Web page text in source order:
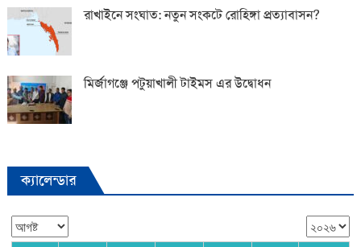
রাখাইনে সংঘাত: নতুন সংকটে রোহিঙ্গা প্রত্যাবাসন?
মির্জাগঞ্জে পটুয়াখালী টাইমস এর উদ্বোধন
ক্যালেন্ডার